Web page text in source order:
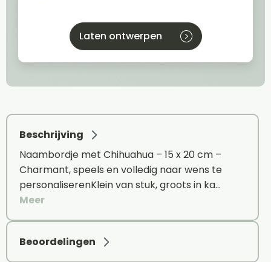
Laten ontwerpen
Beschrijving
Naambordje met Chihuahua – 15 x 20 cm –
Charmant, speels en volledig naar wens te
personaliserenKlein van stuk, groots in ka…
Meer
Beoordelingen